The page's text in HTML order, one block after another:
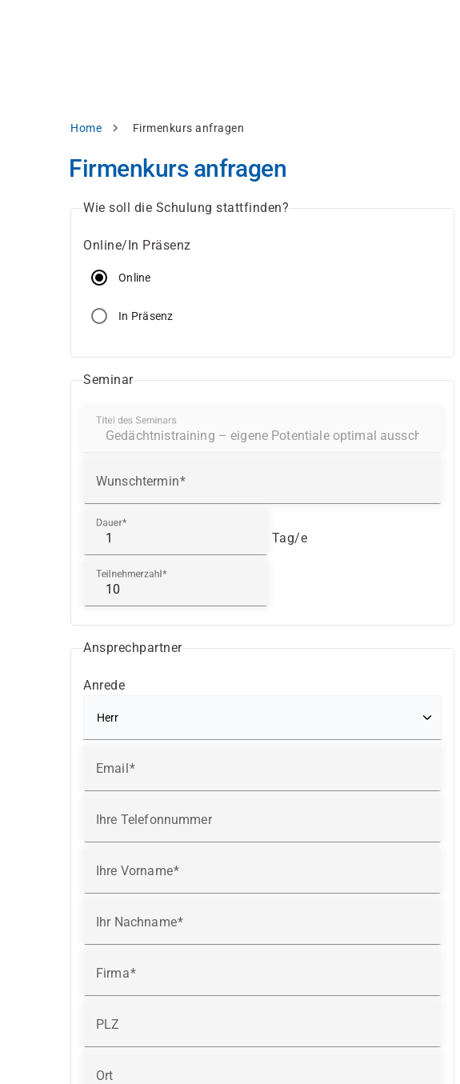
Pfadnavigation
Home Firmenkurs anfragen
Firmenkurs anfragen
Wie soll die Schulung stattfinden?
Online/In Präsenz
Online
In Präsenz
Seminar
Titel des Seminars
Wunschtermin
Dauer
Tag/e
Teilnehmerzahl
Ansprechpartner
Anrede
Email
Ihre Telefonnummer
Ihre Vorname
Ihr Nachname
Firma
PLZ
Ort
Datenschutzhinweis